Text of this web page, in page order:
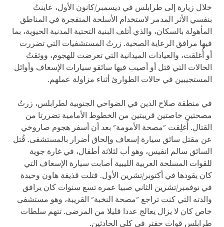
خلال زيارة إلى طرابلس في ديسمبر/كانون الأول، عاينتُ
بنفسي الأثر المدمر لاستخدام الأسلحة المتفجرة في المناطق
المأهولة بالسكان، والذي أتلف البنية التحتية المدنية الحيوية، بما
فيها مرافق الرعاية الصحية. زرتُ المستشفيات التي تضررت
أو أُغلقت، والعيادات الميدانية التي تعرضت للهجوم، ووثقتُ
الحالات التي قتل أو أصيب فيها سائقو سيارات الإسعاف وأوائل
المستجيبين في حالات الطوارئ أثناء مزاولة عملهم.
في منطقة صلاح الدين في الضواحي الجنوبية لطرابلس، زرتُ
مصحتين خاصتين قريبتين من الخطوط الأمامية تضررتا من
القتال. أُغلِقت "مصحة الأمومة" بعد أن أسفر هجوم صاروخي
عن مقتل سائق سيارة إسعاف وإلحاق أضرار بالمستشفى. قُتل
السائق سالم انفيس، وهو أب لثلاثة أطفال، في غارة جوية
للقوات المسلحة العربية الليبية أصابت سيارة الإسعاف التي
كان يقودها في أكتوبر/تشرين الأول. قتلت قذيفة هاون وحيدة
في نوفمبر/تشرين الثاني صبيا عمره تسع سنوات كان يرافق
والدته التي كنت تراجع "مصحة النخبة" القريبة، وهو مستشفى
خاص كان لا يزال يعالج عددا قليلا من المرضى. تتهم سلطات
طرابلس قوات حفتر في كلي الحادثين.